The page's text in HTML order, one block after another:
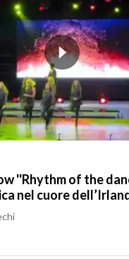
''Rhythm of the
nel cuore